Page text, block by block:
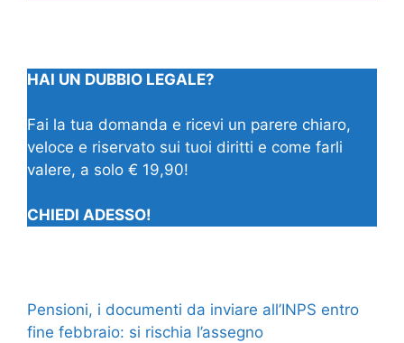
HAI UN DUBBIO LEGALE?
Fai la tua domanda e ricevi un parere chiaro,
veloce e riservato sui tuoi diritti e come farli
valere, a solo € 19,90!
CHIEDI ADESSO!
Pensioni, i documenti da inviare all’INPS entro
fine febbraio: si rischia l’assegno